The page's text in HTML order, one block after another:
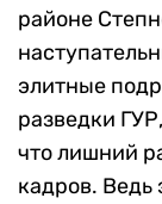
районе
элитные
разведки
что лишний
кадров. Ведь